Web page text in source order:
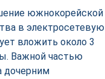
южнокорейской
в электросетевую
вложить около 3
Важной частью
дочерним